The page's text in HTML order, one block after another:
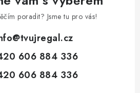
poradit? Jsme tu pro vás!
@tvujregal.cz
606 884 336
606 884 336